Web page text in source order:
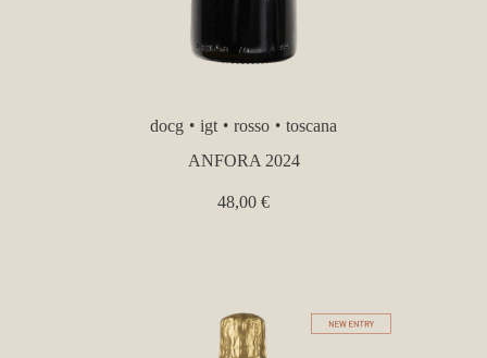
docg igt rosso
toscana
ANFORA 2024
48,00 €